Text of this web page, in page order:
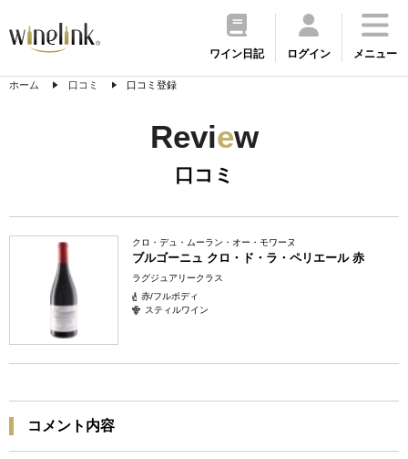
ワイン日記 ログイン メニュー
ホーム 口コミ 口コミ登録
Review
口コミ
クロ・デュ・ムーラン・オー・モワーヌ
ブルゴーニュ クロ・ド・ラ・ペリエール 赤
ラグジュアリークラス
赤/フルボディ
スティルワイン
コメント内容